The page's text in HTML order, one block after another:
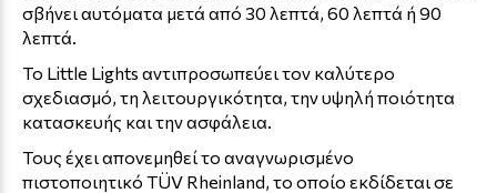
σβήνει αυτόματα μετά από 30 λεπτά, 60 λεπτά ή 90
λεπτά.
Το Little Lights αντιπροσωπεύει τον καλύτερο
σχεδιασμό, τη λειτουργικότητα, την υψηλή ποιότητα
κατασκευής και την ασφάλεια.
Τους έχει απονεμηθεί το αναγνωρισμένο
πιστοποιητικό TÜV Rheinland, το οποίο εκδίδεται σε